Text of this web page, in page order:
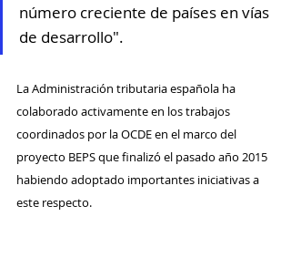
número creciente de países en vías
de desarrollo".
La Administración tributaria española ha
colaborado activamente en los trabajos
coordinados por la OCDE en el marco del
proyecto BEPS que finalizó el pasado año 2015
habiendo adoptado importantes iniciativas a
este respecto.